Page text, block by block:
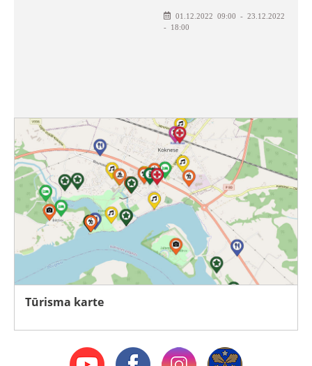
01.12.2022 09:00 - 23.12.2022
- 18:00
Tūrisma karte